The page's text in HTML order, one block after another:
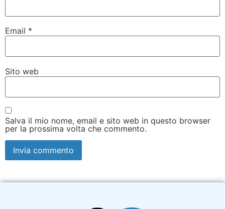
Email *
Sito web
Salva il mio nome, email e sito web in questo browser
per la prossima volta che commento.